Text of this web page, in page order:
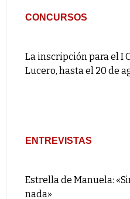
CONCURSOS
La inscripción para el I
Lucero, hasta el 20 de
ENTREVISTAS
Estrella de Manuela:
nada»